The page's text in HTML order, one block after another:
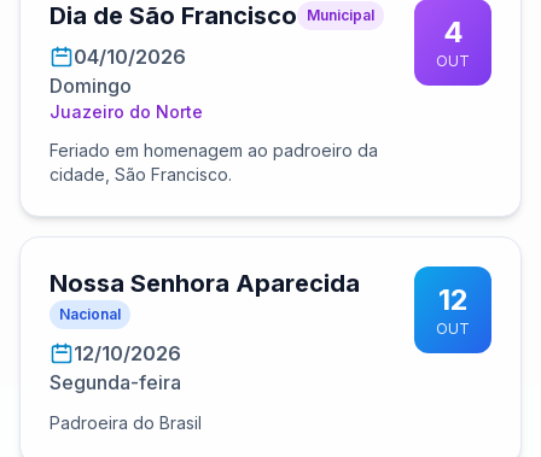
Dia de São Francisco Municipal
04/10/2026
Domingo
Juazeiro do Norte
Feriado em homenagem ao padroeiro da
cidade, São Francisco.
4
OUT
Nossa Senhora Aparecida
Nacional
12/10/2026
Segunda-feira
Padroeira do Brasil
12
OUT